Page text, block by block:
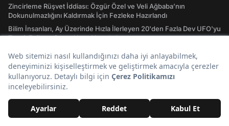
Zincirleme Rüşvet İddiası: Özgür Özel ve Veli Ağbaba’nın
Dokunulmazlığını Kaldırmak İçin Fezleke Hazırlandı
Bilim İnsanları, Ay Üzerinde Hızla İlerleyen 20'den Fazla Dev UFO'yu
Tespit Ettikten Sonra Uyarı Yayınladı
Milli Dayanışma ve Toplumsal Bütünleşme Kanun Teklifi Meclis’e
Sunuldu
Özge Özpirinçci İddialarıyla Gündem Olan Kübra Süzgün
Cumhurbaşkanı Erdoğan'dan Yardım İstedi
Hızlı Erişim
Hava Durumu